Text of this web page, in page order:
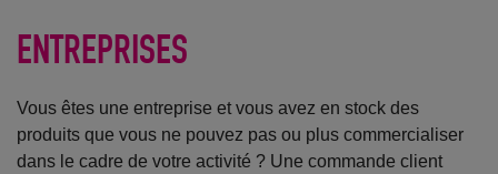
ENTREPRISES
Vous êtes une entreprise et vous avez en stock des
produits que vous ne pouvez pas ou plus commercialiser
dans le cadre de votre activité ? Une commande client